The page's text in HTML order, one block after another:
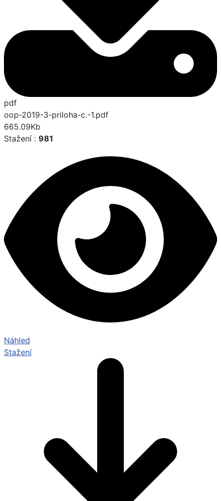
pdf
oop-2019-3-priloha-c.-1.pdf
665.09Kb
Stažení : 981
Náhled
Stažení